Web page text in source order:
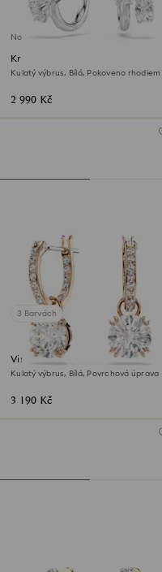
Novinka
Kruhové náušnice Matrix
Kulatý výbrus, Bílá, Pokoveno rhodiem
2 990 Kč
3 Barvách
Visací náušnice Stilla
Kulatý výbrus, Bílá, Povrchová úprava z
3 190 Kč